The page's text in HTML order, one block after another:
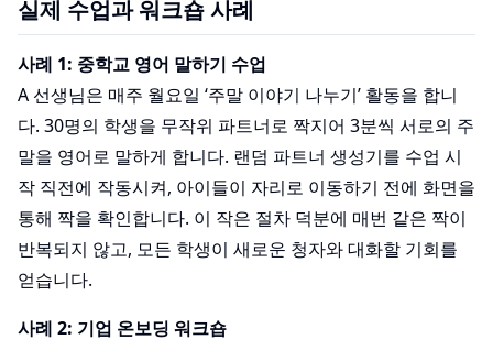
실제 수업과 워크숍 사례
사례 1: 중학교 영어 말하기 수업
A 선생님은 매주 월요일 ‘주말 이야기 나누기’ 활동을 합니
다. 30명의 학생을 무작위 파트너로 짝지어 3분씩 서로의 주
말을 영어로 말하게 합니다. 랜덤 파트너 생성기를 수업 시
작 직전에 작동시켜, 아이들이 자리로 이동하기 전에 화면을
통해 짝을 확인합니다. 이 작은 절차 덕분에 매번 같은 짝이
반복되지 않고, 모든 학생이 새로운 청자와 대화할 기회를
얻습니다.
사례 2: 기업 온보딩 워크숍